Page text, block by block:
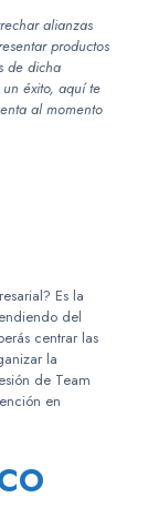
alianzas
productos
de dicha
éxito, aquí te
al momento
Es la
del
centrar las
la
de Team
en